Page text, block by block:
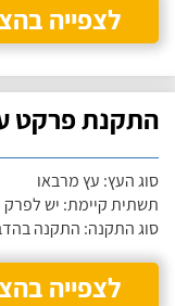
לצפייה
התקנת פרקט
סוג העץ: עץ מרבאו
תשתית קיימת: יש
סוג התקנה: התקנה
לצפייה